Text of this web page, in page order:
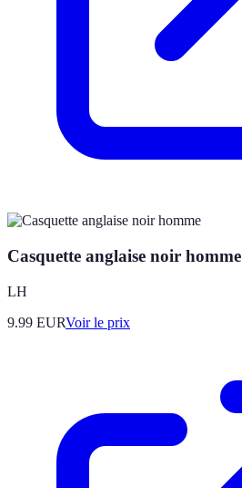
Casquette anglaise noir homme
LH
9.99 EURVoir le prix